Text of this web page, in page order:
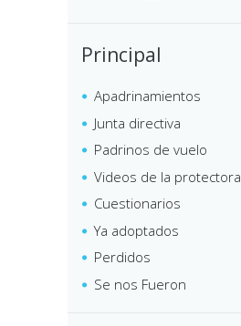
Principal
Apadrinamientos
Junta directiva
Padrinos de vuelo
Videos de la protectora
Cuestionarios
Ya adoptados
Perdidos
Se nos Fueron